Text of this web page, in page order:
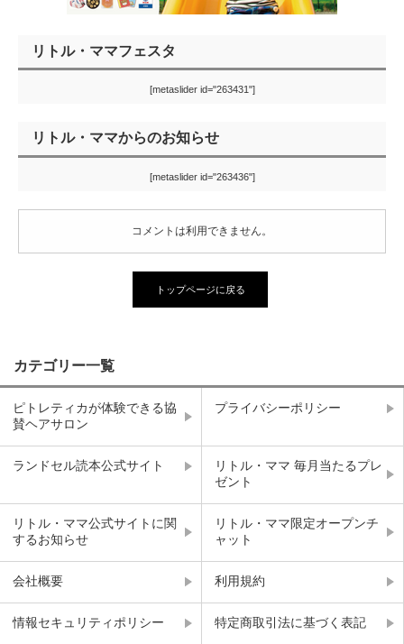
リトル・ママフェスタ
[metaslider id="263431"]
リトル・ママからのお知らせ
[metaslider id="263436"]
コメントは利用できません。
トップページに戻る
カテゴリー一覧
ピトレティカが体験できる協
賛ヘアサロン
プライバシーポリシー
ランドセル読本公式サイト
リトル・ママ 毎月当たるプレ
ゼント
リトル・ママ公式サイトに関
するお知らせ
リトル・ママ限定オープンチ
ャット
会社概要 利用規約
情報セキュリティポリシー 特定商取引法に基づく表記